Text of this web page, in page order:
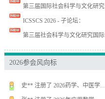
第三届国际社会科学与文化研
ICSSCS 2026 - 子论坛：
第三届社会科学与文化研究国
2026参会风向标
卜** 注册了 2026年IEEE第…
李** 注册了 2026年智能医学与…
王** 注册了 2026年第十一届电
刘** 注册了 2026年超导材料、…